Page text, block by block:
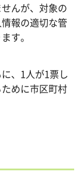
んが、対象の
報の適切な管
す。
、1人が1票し
めに市区町村